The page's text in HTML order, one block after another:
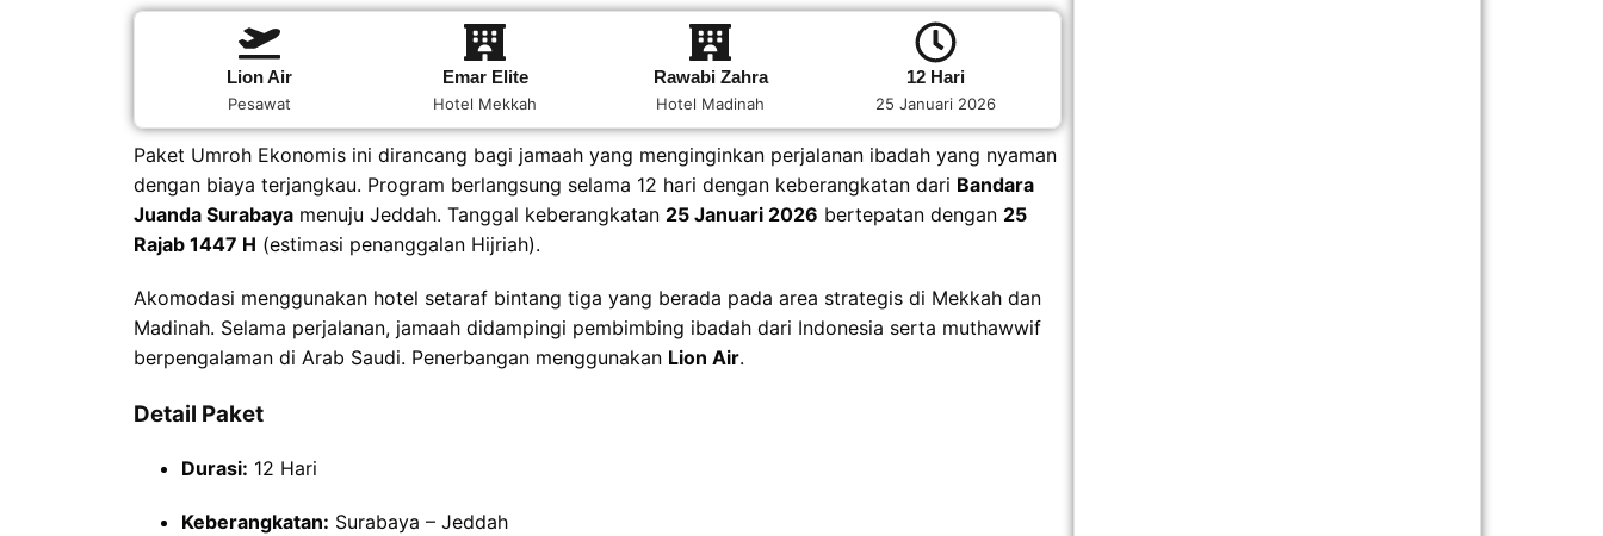
Lion Air
Pesawat
Emar Elite
Hotel Mekkah
Rawabi Zahra
Hotel Madinah
12 Hari
25 Januari 2026
Paket Umroh Ekonomis ini dirancang bagi jamaah yang menginginkan perjalanan ibadah yang nyaman
dengan biaya terjangkau. Program berlangsung selama 12 hari dengan keberangkatan dari Bandara
Juanda Surabaya menuju Jeddah. Tanggal keberangkatan 25 Januari 2026 bertepatan dengan 25
Rajab 1447 H (estimasi penanggalan Hijriah).
Akomodasi menggunakan hotel setaraf bintang tiga yang berada pada area strategis di Mekkah dan
Madinah. Selama perjalanan, jamaah didampingi pembimbing ibadah dari Indonesia serta muthawwif
berpengalaman di Arab Saudi. Penerbangan menggunakan Lion Air.
Detail Paket
Durasi: 12 Hari
Keberangkatan: Surabaya – Jeddah